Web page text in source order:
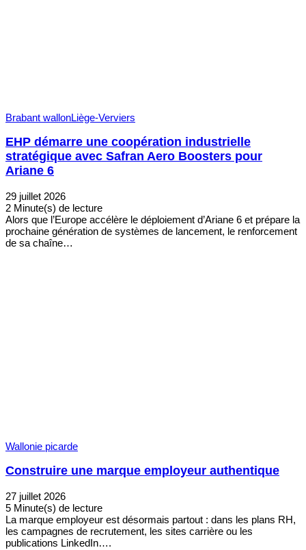
Brabant wallonLiège-Verviers
EHP démarre une coopération industrielle
stratégique avec Safran Aero Boosters pour
Ariane 6
29 juillet 2026
2 Minute(s) de lecture
Alors que l’Europe accélère le déploiement d’Ariane 6 et prépare la
prochaine génération de systèmes de lancement, le renforcement
de sa chaîne…
Wallonie picarde
Construire une marque employeur authentique
27 juillet 2026
5 Minute(s) de lecture
La marque employeur est désormais partout : dans les plans RH,
les campagnes de recrutement, les sites carrière ou les
publications LinkedIn….